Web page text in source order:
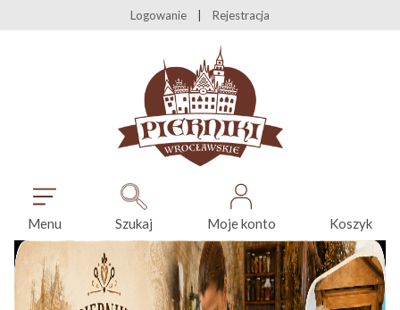
Logowanie Rejestracja
Menu Szukaj Moje konto Koszyk